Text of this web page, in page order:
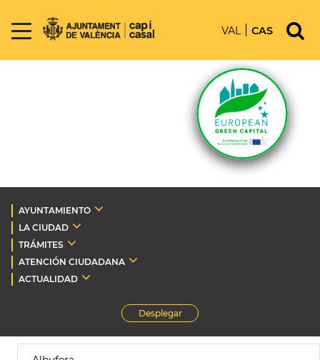
VAL CAS
AYUNTAMIENTO
LA CIUDAD
TRÁMITES
ATENCIÓN CIUDADANA
ACTUALIDAD
Desplegar